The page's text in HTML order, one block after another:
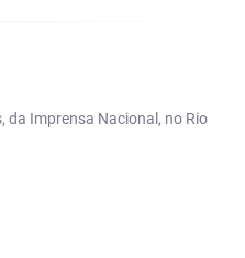
da Imprensa Nacional, no Rio